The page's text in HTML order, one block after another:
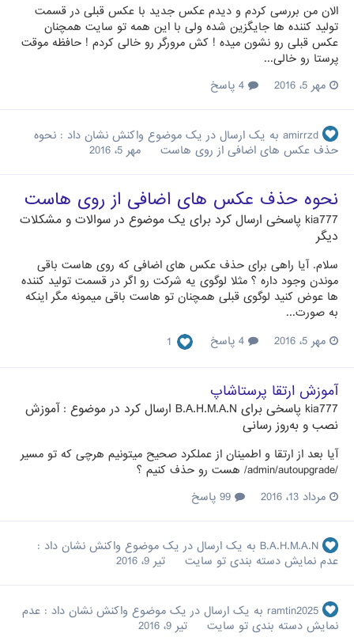
الان من بررسی کردم و دیدم عکس جدید با عکس قبلی در قسمت
تولید کننده ها جایگزین شده ولی با این همه تو سایت همچنان
عکس قبلی رو نشون میده ! کش مرورگر رو خالی کردم ! حافظه موقت
پرستا رو خالی...
مهر 5، 2016
amirrzd به یک ارسال در یک موضوع واکنش نشان داد : نحوه
حذف عکس های اضافی از روی هاست
مهر 5، 2016
نحوه حذف عکس های اضافی از روی هاست
kia777 پاسخی ارسال کرد برای یک موضوع در سوالات و مشکلات
دیگر
سلام. آیا راهی برای حذف عکس های اضافی که روی هاست باقی
موندن وجود داره ؟ مثلا لوگوی یه شرکت رو اگر در قسمت تولید کننده
ها عوض کنید لوگوی قبلی همچنان تو هاست باقی میمونه مگر اینکه
به صورت...
مهر 5، 2016
1
آموزش ارتقا پرستاشاپ
kia777 پاسخی برای B.A.H.M.A.N ارسال کرد در موضوع :آموزش
نصب و به‌روز رسانی
آیا بعد از ارتقا و اطمینان از عملکرد صحیح میتونیم هرچی که تو مسیر
/admin/autoupgrade/ هست رو حذف کنیم ؟
مرداد 13، 2016
B.A.H.M.A.N به یک ارسال در یک موضوع واکنش نشان داد :
عدم نمایش دسته بندی تو سایت
تیر 9، 2016
ramtin2025 به یک ارسال در یک موضوع واکنش نشان داد : عدم
نمایش دسته بندی تو سایت
تیر 9، 2016